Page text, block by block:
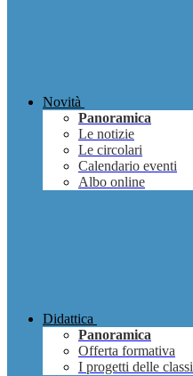
Novità
Panoramica
Le notizie
Le circolari
Calendario eventi
Albo online
Didattica
Panoramica
Offerta formativa
I progetti delle classi